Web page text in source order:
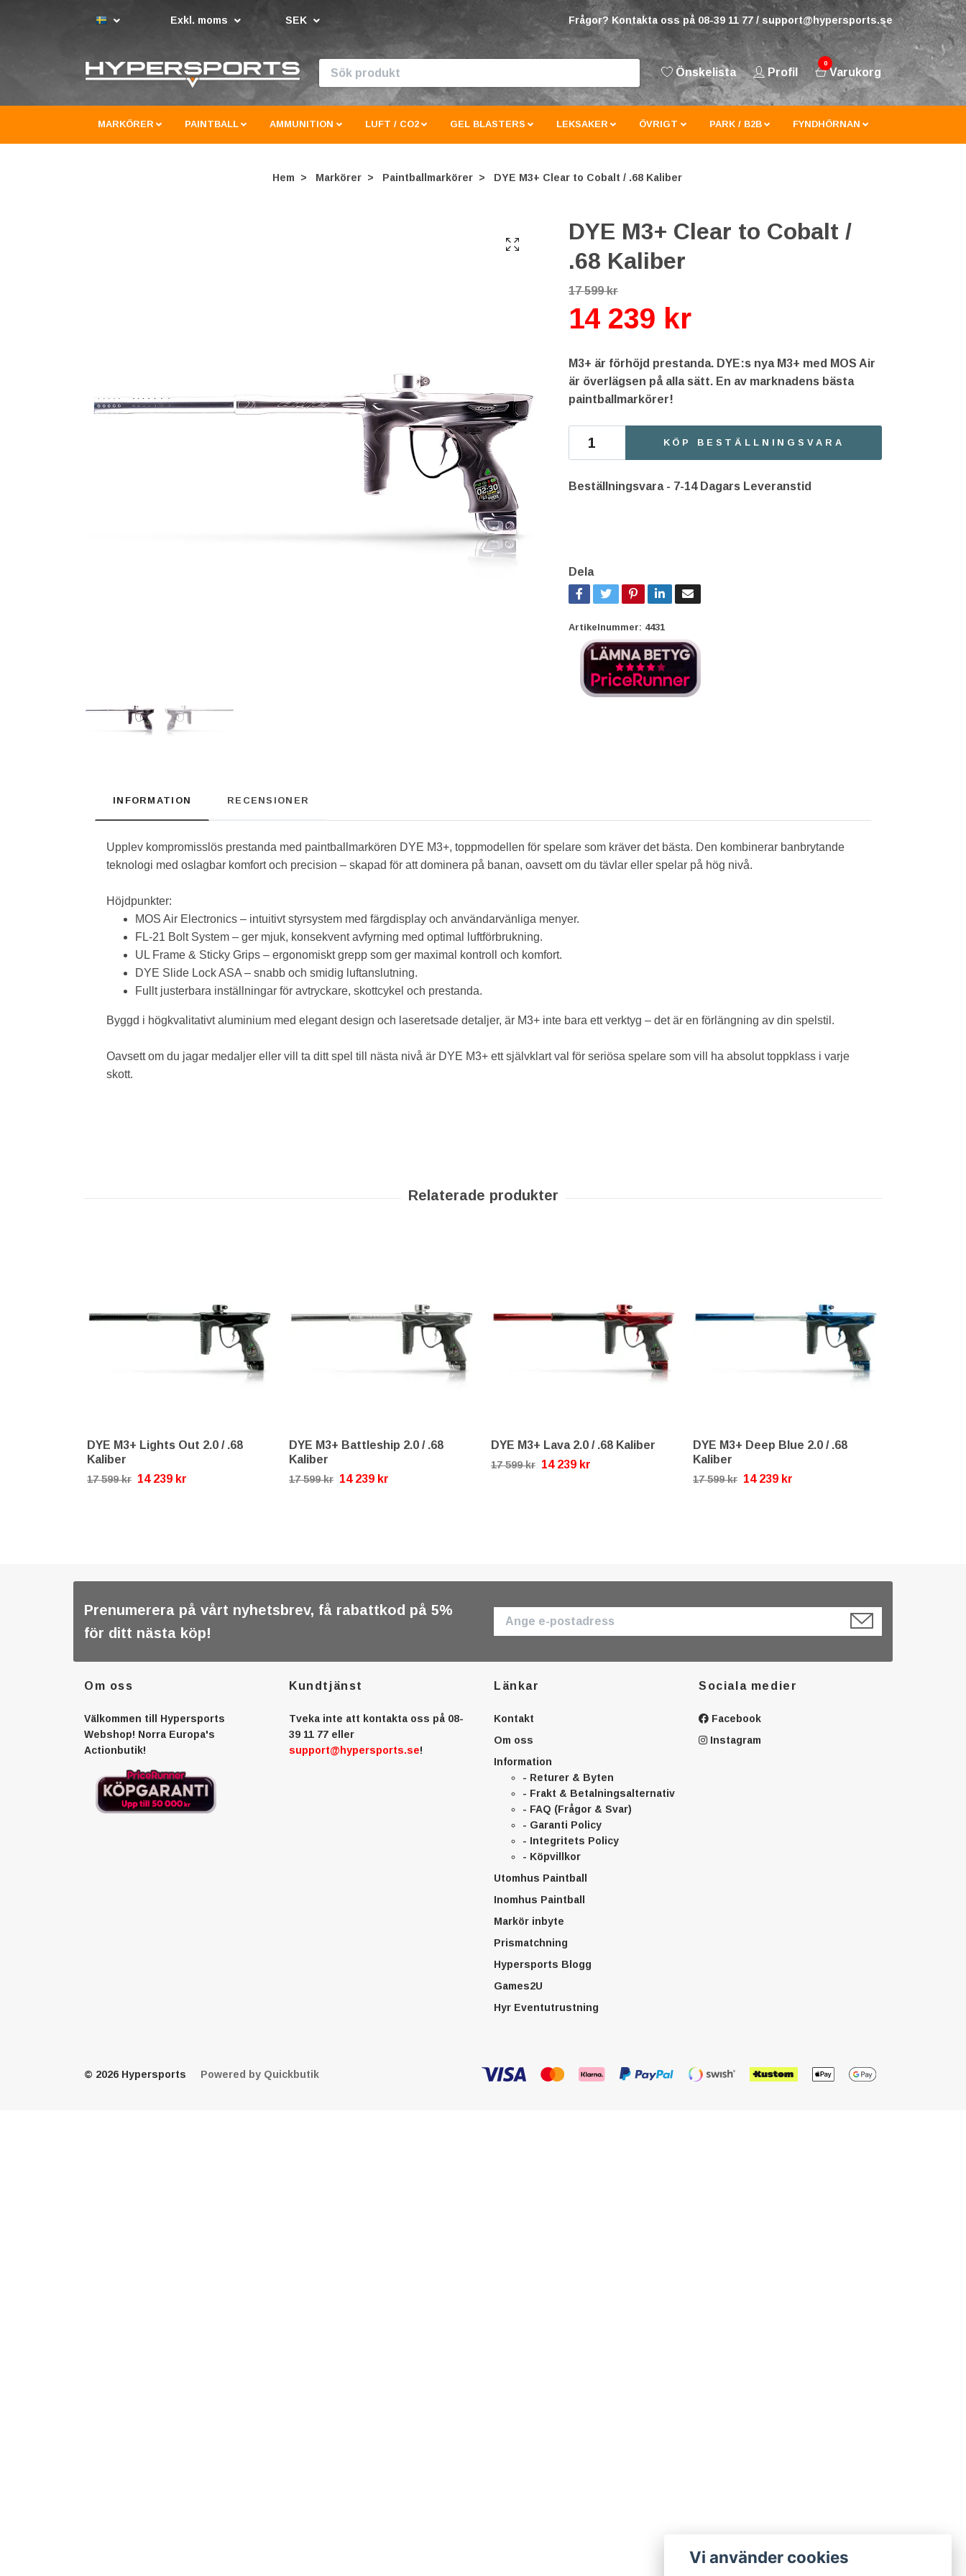
Exkl. moms SEK Frågor? Kontakta oss på 08-39 11 77 / support@hypersports.se
Önskelista Profil
0
Varukorg
MARKÖRER PAINTBALL AMMUNITION LUFT / CO2 GEL BLASTERS LEKSAKER ÖVRIGT PARK / B2B FYNDHÖRNAN
Hem Markörer Paintballmarkörer DYE M3+ Clear to Cobalt / .68 Kaliber
DYE M3+ Clear to Cobalt /
.68 Kaliber
17 599 kr
14 239 kr
M3+ är förhöjd prestanda. DYE:s nya M3+ med MOS Air
är överlägsen på alla sätt. En av marknadens bästa
paintballmarkörer!
KÖP BESTÄLLNINGSVARA
Beställningsvara - 7-14 Dagars Leveranstid
Dela
Artikelnummer: 4431
INFORMATION RECENSIONER
Upplev kompromisslös prestanda med paintballmarkören DYE M3+, toppmodellen för spelare som kräver det bästa. Den kombinerar banbrytande
teknologi med oslagbar komfort och precision – skapad för att dominera på banan, oavsett om du tävlar eller spelar på hög nivå.
Höjdpunkter:
MOS Air Electronics – intuitivt styrsystem med färgdisplay och användarvänliga menyer.
FL-21 Bolt System – ger mjuk, konsekvent avfyrning med optimal luftförbrukning.
UL Frame & Sticky Grips – ergonomiskt grepp som ger maximal kontroll och komfort.
DYE Slide Lock ASA – snabb och smidig luftanslutning.
Fullt justerbara inställningar för avtryckare, skottcykel och prestanda.
Byggd i högkvalitativt aluminium med elegant design och laseretsade detaljer, är M3+ inte bara ett verktyg – det är en förlängning av din spelstil.
Oavsett om du jagar medaljer eller vill ta ditt spel till nästa nivå är DYE M3+ ett självklart val för seriösa spelare som vill ha absolut toppklass i varje
skott.
DYE M3+ Lights Out 2.0 / .68
Kaliber
17 599 kr 14 239 kr
DYE M3+ Battleship 2.0 / .68
Kaliber
17 599 kr 14 239 kr
DYE M3+ Lava 2.0 / .68 Kaliber
17 599 kr 14 239 kr
DYE M3+ Deep Blue 2.0 / .68
Kaliber
17 599 kr 14 239 kr
Prenumerera på vårt nyhetsbrev, få rabattkod på 5%
för ditt nästa köp!
Om oss
Välkommen till Hypersports
Webshop! Norra Europa's
Actionbutik!
Kundtjänst
Tveka inte att kontakta oss på 08-
39 11 77 eller
support@hypersports.se!
Länkar
Kontakt
Om oss
Information
- Returer & Byten
- Frakt & Betalningsalternativ
- FAQ (Frågor & Svar)
- Garanti Policy
- Integritets Policy
- Köpvillkor
Utomhus Paintball
Inomhus Paintball
Markör inbyte
Prismatchning
Hypersports Blogg
Games2U
Hyr Eventutrustning
Sociala medier
Facebook
Instagram
© 2026 Hypersports Powered by Quickbutik
Vi använder cookies